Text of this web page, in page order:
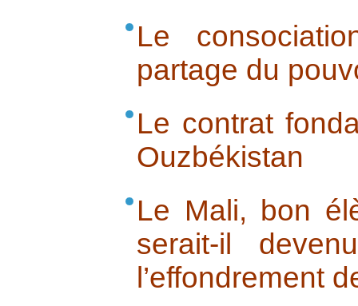
Le
partage du
Le contrat
Ouzbékistan
Le Mali, bon
serait-il
l’effondrement